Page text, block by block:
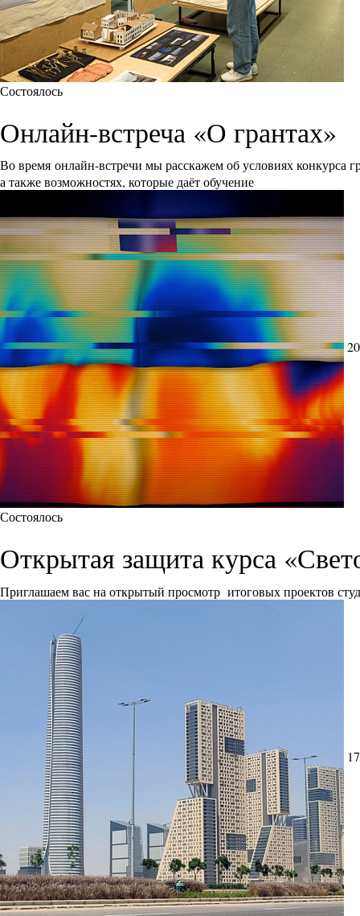
Состоялось
Онлайн-встреча «О грантах»
Во время онлайн-встречи мы расскажем об условиях
а также возможностях, которые даёт обучение
Состоялось
Открытая защита курса
Приглашаем вас на открытый просмотр итоговых проектов